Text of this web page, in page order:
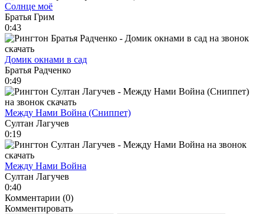
Солнце моё
Братья Грим
0:43
Домик окнами в сад
Братья Радченко
0:49
Между Нами Война (Сниппет)
Султан Лагучев
0:19
Между Нами Война
Султан Лагучев
0:40
Комментарии (0)
Комментировать